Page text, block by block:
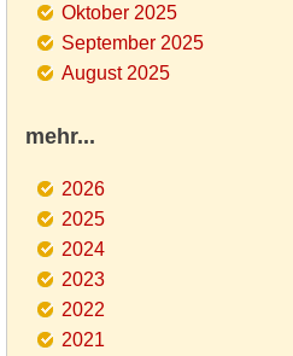
Oktober 2025
September 2025
August 2025
mehr...
2026
2025
2024
2023
2022
2021